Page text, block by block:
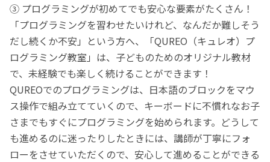
③ プログラミングが初めてでも安心な要素がたくさん！
「プログラミングを習わせたいけれど、なんだか難しそう
だし続くか不安」という方へ、「QUREO（キュレオ）プ
ログラミング教室」は、子どものためのオリジナル教材
で、未経験でも楽しく続けることができます！
QUREOでのプログラミングは、日本語のブロックをマウ
ス操作で組み立てていくので、キーボードに不慣れなお子
さまでもすぐにプログラミングを始められます。どうして
も進めるのに迷ったりしたときには、講師が丁寧にフォ
ローをさせていただくので、安心して進めることができる